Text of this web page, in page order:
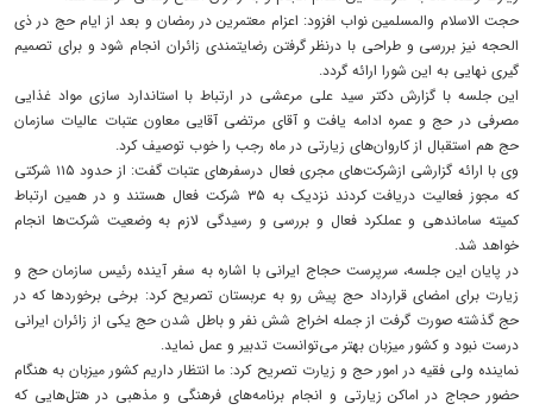
حجت الاسلام والمسلمین نواب افزود: اعزام معتمرین در رمضان و بعد از ایام حج در ذی
الحجه نیز بررسی و طراحی با درنظر گرفتن رضایتمندی زائران انجام شود و برای تصمیم
گیری نهایی به این شورا ارائه گردد.
این جلسه با گزارش دکتر سید علی مرعشی در ارتباط با استاندارد سازی مواد غذایی
مصرفی در حج و عمره ادامه یافت و آقای مرتضی آقایی معاون عتبات عالیات سازمان
حج هم استقبال از کاروان‌های زیارتی در ماه رجب را خوب توصیف کرد.
وی با ارائه گزارشی ازشرکت‌های مجری فعال درسفر‌های عتبات گفت: از حدود ۱۱۵ شرکتی
که مجوز فعالیت دریافت کردند نزدیک به ۳۵ شرکت فعال هستند و در همین ارتباط
کمیته ساماندهی و عملکرد فعال و بررسی و رسیدگی لازم به وضعیت شرکت‌ها انجام
خواهد شد.
در پایان این جلسه، سرپرست حجاج ایرانی با اشاره به سفر آینده رئیس سازمان حج و
زیارت برای امضای قرارداد حج پیش رو به عربستان تصریح کرد: برخی برخورد‌ها که در
حج گذشته صورت گرفت از جمله اخراج شش نفر و باطل شدن حج یکی از زائران ایرانی
درست نبود و کشور میزبان بهتر می‌توانست تدبیر و عمل نماید.
نماینده ولی فقیه در امور حج و زیارت تصریح کرد: ما انتظار داریم کشور میزبان به هنگام
حضور حجاج در اماکن زیارتی و انجام برنامه‌های فرهنگی و مذهبی در هتل‌هایی که